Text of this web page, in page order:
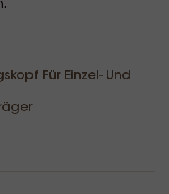
Für Einzel- Und